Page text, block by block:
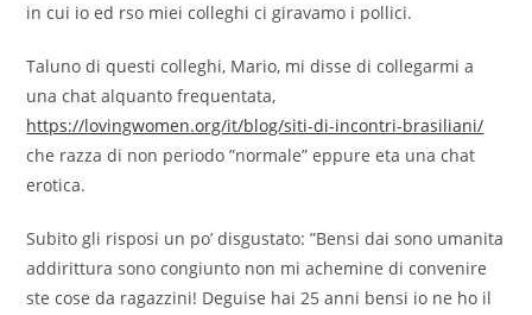
in cui io ed rso miei colleghi ci giravamo i pollici.
Taluno di questi colleghi, Mario, mi disse di collegarmi a
una chat alquanto frequentata,
https://lovingwomen.org/it/blog/siti-di-incontri-brasiliani/
che razza di non periodo ”normale” eppure eta una chat
erotica.
Subito gli risposi un po’ disgustato: ”Bensi dai sono umanita
addirittura sono congiunto non mi achemine di convenire
ste cose da ragazzini! Deguise hai 25 anni bensi io ne ho il